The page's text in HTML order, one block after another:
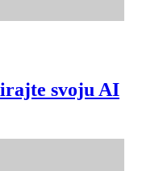
svoju AI